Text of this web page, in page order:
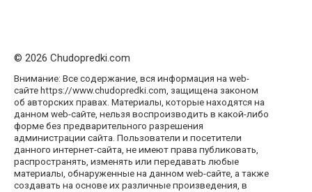
© 2026 Chudopredki.com
Внимание: Все содержание, вся информация на web-
сайте https://www.chudopredki.com, защищена законом
об авторских правах. Материалы, которые находятся на
данном web-сайте, нельзя воспроизводить в какой-либо
форме без предварительного разрешения
администрации сайта. Пользователи и посетители
данного интернет-сайта, не имеют права публиковать,
распространять, изменять или передавать любые
материалы, обнаруженные на данном web-сайте, а также
создавать на основе их различные произведения, в